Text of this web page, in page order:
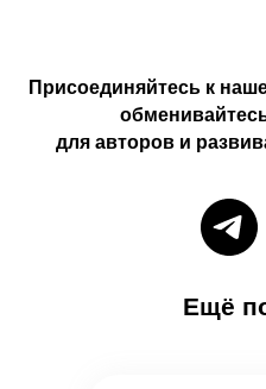
Присоединяйтесь к
для авторов и
Ещё